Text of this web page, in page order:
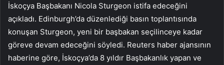
İskoçya Başbakanı Nicola Sturgeon istifa edeceğini
açıkladı. Edinburgh’da düzenlediği basın toplantısında
konuşan Sturgeon, yeni bir başbakan seçilinceye kadar
göreve devam edeceğini söyledi. Reuters haber ajansının
haberine göre, İskoçya’da 8 yıldır Başbakanlık yapan ve